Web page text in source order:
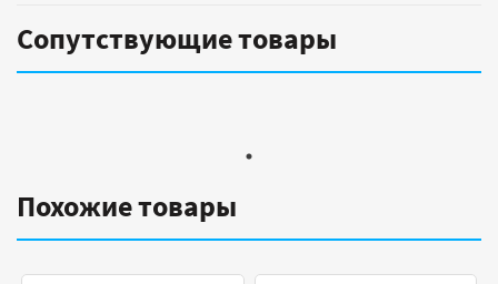
Сопутствующие товары
Похожие товары